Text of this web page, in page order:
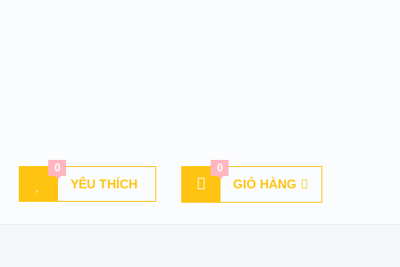
YÊU THÍCH
0
GIỎ HÀNG
0